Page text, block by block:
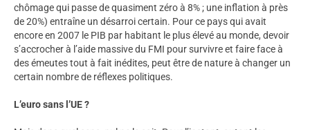
chômage qui passe de quasiment zéro à 8% ; une inflation à près
de 20%) entraîne un désarroi certain. Pour ce pays qui avait
encore en 2007 le PIB par habitant le plus élevé au monde, devoir
s’accrocher à l’aide massive du FMI pour survivre et faire face à
des émeutes tout à fait inédites, peut être de nature à changer un
certain nombre de réflexes politiques.
L’euro sans l’UE ?